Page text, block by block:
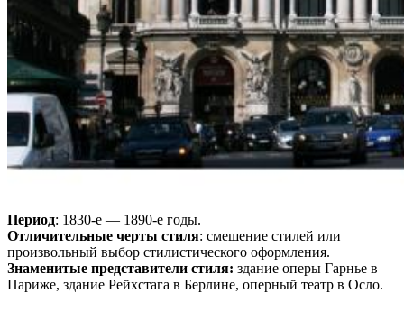
Период: 1830-е — 1890-е годы.
Отличительные черты стиля: смешение стилей или
произвольный выбор стилистического оформления.
Знаменитые представители стиля: здание оперы Гарнье в
Париже, здание Рейхстага в Берлине, оперный театр в Осло.